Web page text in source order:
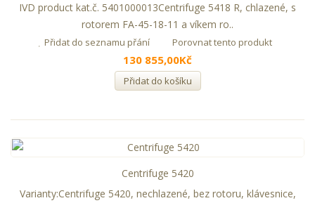
IVD product kat.č. 5401000013Centrifuge 5418 R, chlazené, s
rotorem FA-45-18-11 a víkem ro..
Přidat do seznamu přání Porovnat tento produkt
130 855,00Kč
Přidat do košíku
Centrifuge 5420
Varianty:Centrifuge 5420, nechlazené, bez rotoru, klávesnice,